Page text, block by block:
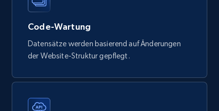
Google Play Store reviews
URL, Review id, Reviewer name, Review date,
more.
740+
Code-Wartung
Datensätze werden basierend auf Änderungen
der Website-Struktur gepflegt.